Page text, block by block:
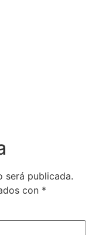
será publicada.
con *